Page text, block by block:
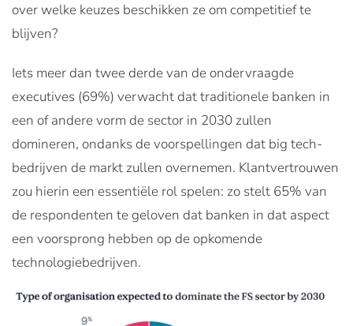
over welke keuzes beschikken ze om competitief te
blijven?
Iets meer dan twee derde van de ondervraagde
executives (69%) verwacht dat traditionele banken in
een of andere vorm de sector in 2030 zullen
domineren, ondanks de voorspellingen dat big tech-
bedrijven de markt zullen overnemen. Klantvertrouwen
zou hierin een essentiële rol spelen: zo stelt 65% van
de respondenten te geloven dat banken in dat aspect
een voorsprong hebben op de opkomende
technologiebedrijven.